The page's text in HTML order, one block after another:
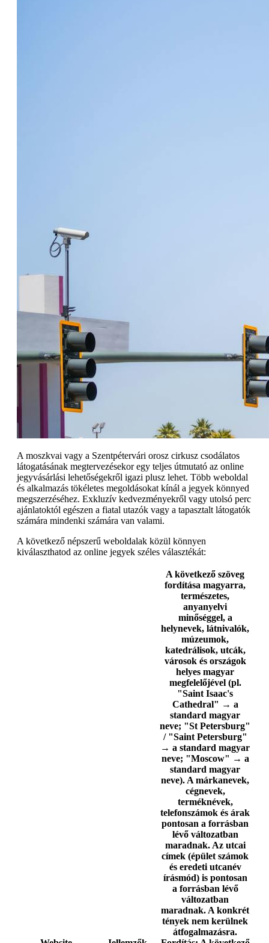
A moszkvai vagy a Szentpétervári orosz cirkusz csodálatos
látogatásának megtervezésekor egy teljes útmutató az online
jegyvásárlási lehetőségekről igazi plusz lehet. Több weboldal
és alkalmazás tökéletes megoldásokat kínál a jegyek könnyed
megszerzéséhez. Exkluzív kedvezményekről vagy utolsó perc
ajánlatoktól egészen a fiatal utazók vagy a tapasztalt látogatók
számára mindenki számára van valami.
A következő népszerű weboldalak közül könnyen
kiválaszthatod az online jegyek széles választékát:
A következő szöveg
fordítása magyarra,
természetes,
anyanyelvi
minőséggel, a
helynevek, látnivalók,
múzeumok,
katedrálisok, utcák,
városok és országok
helyes magyar
megfelelőjével (pl.
"Saint Isaac's
Cathedral" → a
standard magyar
neve; "St Petersburg"
/ "Saint Petersburg"
→ a standard magyar
neve; "Moscow" → a
standard magyar
neve). A márkanevek,
cégnevek,
terméknévek,
telefonszámok és árak
pontosan a forrásban
lévő változatban
maradnak. Az utcai
címek (épület számok
és eredeti utcanév
írásmód) is pontosan
a forrásban lévő
változatban
maradnak. A konkrét
tények nem kerülnek
átfogalmazásra.